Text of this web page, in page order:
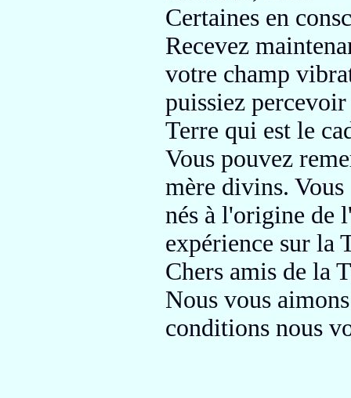
Certaines en
Recevez
votre champ
puissiez
Terre qui est le
Vous pouvez
mère divins.
nés à l'origine de
expérience sur la
Chers amis de la
Nous vous
conditions nous